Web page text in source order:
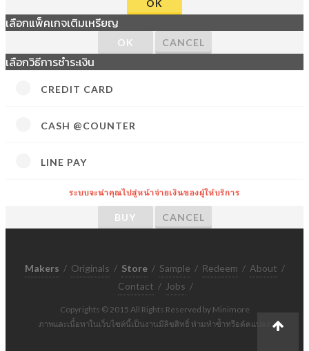
OK
เลือกแพ็คเกจเติมเหรียญ
OK CANCEL
เลือกวิธีการชำระเงิน
CREDIT CARD
CASH @COUNTER
LINE PAY
ระบบจะนำคุณไปสู่หน้าจ่ายเงินของผู้ให้บริการ
BUY CANCEL
Makers / Originals / Store / Sample / Redeem / About /
Contact / Jobs /
Copyrights © 2015 All Rights Reserved by Minimore
ภาพและเนื้อหาในเว็บไซต์นี้เป็นงานมีลิขสิทธิ์ ห้ามทำซ้ำหรือดัดแปลง